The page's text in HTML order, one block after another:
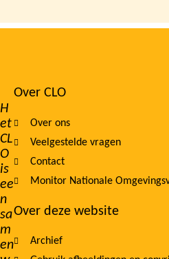
H
et
CL
O
is
ee
n
sa
m
en
Footer
navigation
Over CLO
Over ons
Veelgestelde vragen
Contact
Monitor Nationale
Over deze website
Archief